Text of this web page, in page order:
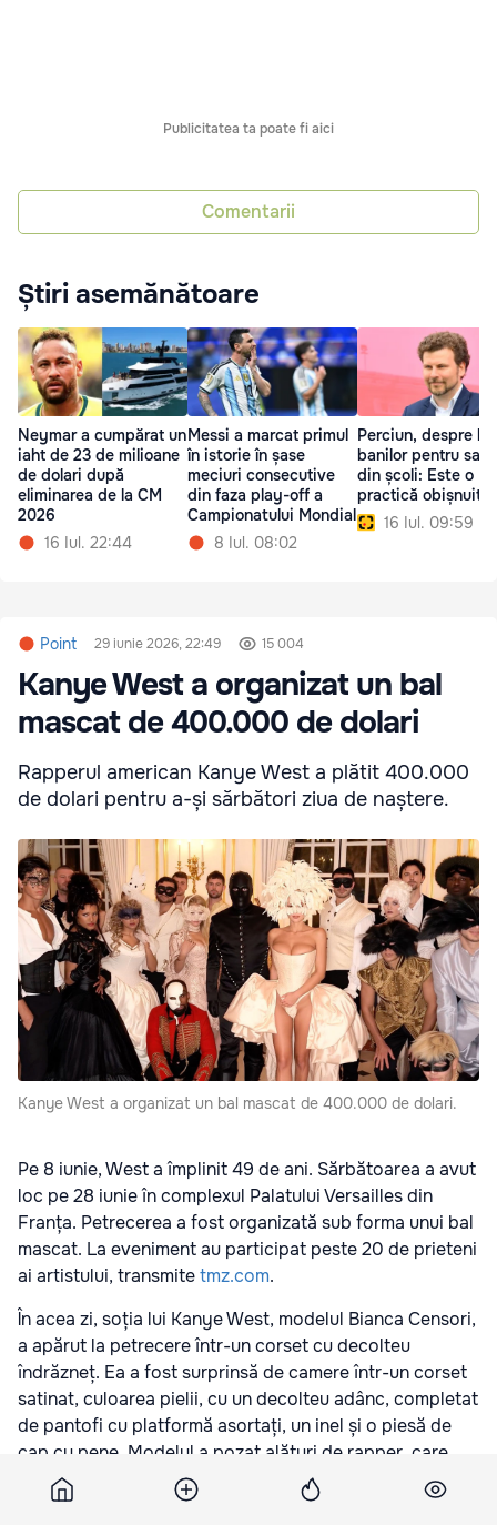
Publicitatea ta poate fi aici
Comentarii
Știri asemănătoare
Neymar a cumpărat un
iaht de 23 de milioane
de dolari după
eliminarea de la CM
2026
16 Iul. 22:44
Messi a marcat primul
în istorie în șase
meciuri consecutive
din faza play-off a
Campionatului Mondial
8 Iul. 08:02
Perciun, despre
banilor pentru
din școli: Este o
practică obișnuită
16 Iul. 09:59
Point 29 iunie 2026, 22:49 15 004
Kanye West a organizat un bal
mascat de 400.000 de dolari
Rapperul american Kanye West a plătit 400.000
de dolari pentru a-și sărbători ziua de naștere.
Kanye West a organizat un bal mascat de 400.000 de dolari.
Pe 8 iunie, West a împlinit 49 de ani. Sărbătoarea a avut
loc pe 28 iunie în complexul Palatului Versailles din
Franța. Petrecerea a fost organizată sub forma unui bal
mascat. La eveniment au participat peste 20 de prieteni
ai artistului, transmitetmz.com.
În acea zi, soția lui Kanye West, modelul Bianca Censori,
a apărut la petrecere într-un corset cu decolteu
îndrăzneț. Ea a fost surprinsă de camere într-un corset
satinat, culoarea pielii, cu un decolteu adânc, completat
de pantofi cu platformă asortați, un inel și o piesă de
cap cu pene. Modelul a pozat alături de rapper, care
stătea pe un scaun. Kanye West a fost fotografiat
purtând un costum negru din piele și o mască.